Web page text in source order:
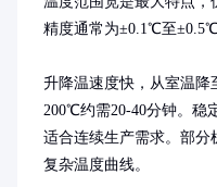
精度通常为±0.1℃至
升降温速度快，从室温降
200℃约需20-40分钟。稳
适合连续生产需求。部分
复杂温度曲线。